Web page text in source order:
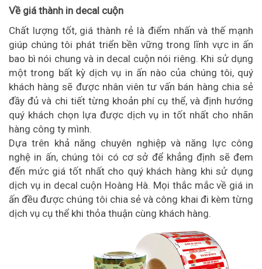
Về giá thành in decal cuộn
Chất lượng tốt, giá thành rẻ là điểm nhấn và thế mạnh
giúp chúng tôi phát triển bền vững trong lĩnh vực in ấn
bao bì nói chung và in decal cuộn nói riêng. Khi sử dụng
một trong bất kỳ dịch vụ in ấn nào của chúng tôi, quý
khách hàng sẽ được nhân viên tư vấn bán hàng chia sẻ
đầy đủ và chi tiết từng khoản phí cụ thể, và định hướng
quý khách chọn lựa được dịch vụ in tốt nhất cho nhãn
hàng công ty mình.
Dựa trên khả năng chuyên nghiệp và năng lực công
nghệ in ấn, chúng tôi có cơ sở để khẳng định sẽ đem
đến mức giá tốt nhất cho quý khách hàng khi sử dụng
dịch vụ in decal cuộn Hoàng Hà. Mọi thắc mắc về giá in
ấn đều được chúng tôi chia sẻ và công khai đi kèm từng
dịch vụ cụ thể khi thỏa thuận cùng khách hàng.